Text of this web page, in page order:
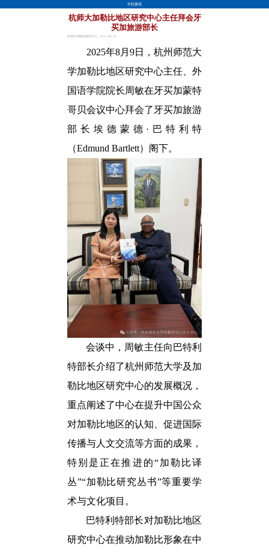
学院要闻
杭师大加勒比地区研究中心主任拜会牙
买加旅游部长
杭师大加勒比研究中心 · 2025-08-14
2025年8月9日，杭州师范大
学加勒比地区研究中心主任、外
国语学院院长周敏在牙买加蒙特
哥贝会议中心拜会了 牙买加旅游
部长埃德蒙德·巴特利特
（Edmund Bartlett）阁下。
会谈中，周敏主任向巴特利
特部长介绍了杭州师范大学及加
勒比地区研究中心的发展概况，
重点阐述了中心在提升中国公众
对加勒比地区的认知、促进国际
传播与人文交流等方面的成果 ，
特别是正在推进的“加勒比译
丛”“加勒比研究丛书”等重要学
术与文化项目。
巴特利特部长对加勒比地区
研究中心在推动加勒比形象在中